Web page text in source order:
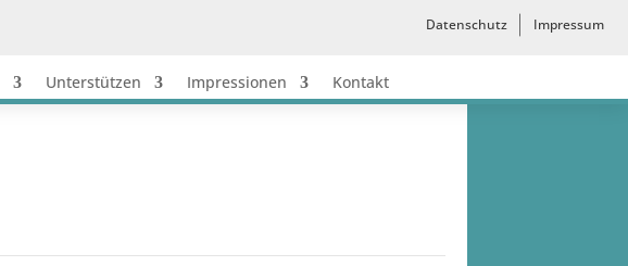
Datenschutz Impressum
Unterstützen Impressionen Kontakt